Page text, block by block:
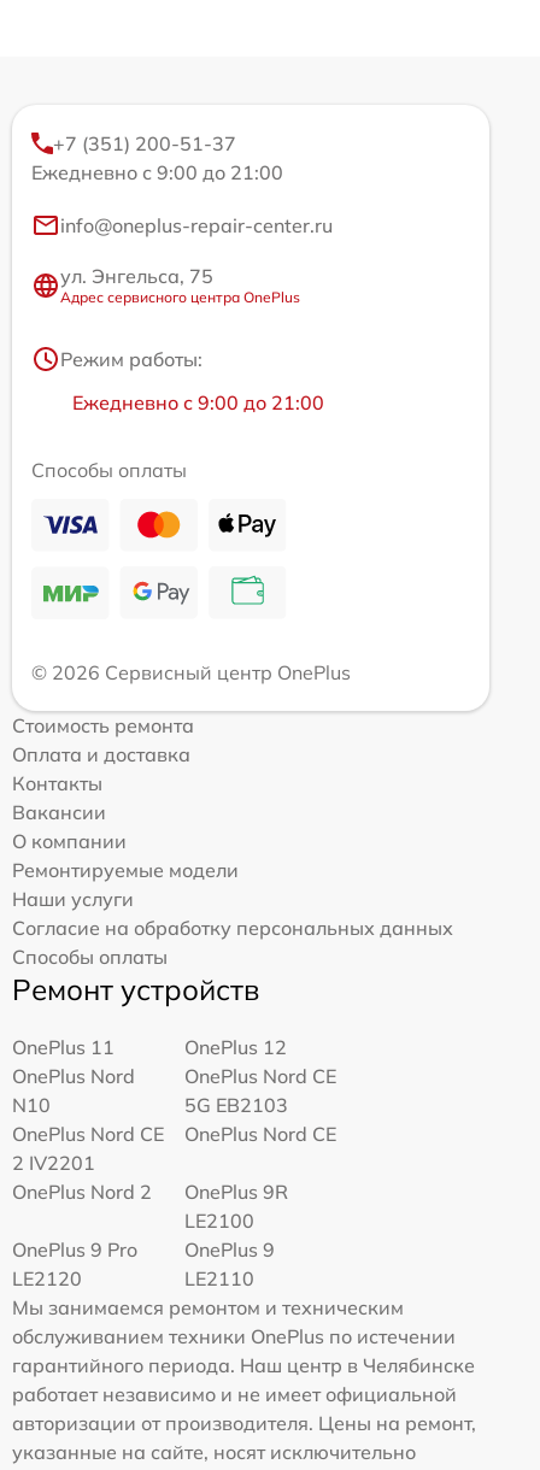
+7 (351) 200-51-37
Ежедневно с 9:00 до 21:00
info@oneplus-repair-center.ru
ул. Энгельса, 75
Адрес сервисного центра OnePlus
Режим работы:
Ежедневно с 9:00 до 21:00
Способы оплаты
© 2026 Сервисный центр OnePlus
Стоимость ремонта
Оплата и доставка
Контакты
Вакансии
О компании
Ремонтируемые модели
Наши услуги
Согласие на обработку персональных данных
Способы оплаты
Ремонт устройств
OnePlus 11
OnePlus 12
OnePlus Nord
N10
OnePlus Nord CE
5G EB2103
OnePlus Nord CE
2 IV2201
OnePlus Nord CE
OnePlus Nord 2
OnePlus 9R
LE2100
OnePlus 9 Pro
LE2120
OnePlus 9
LE2110
Мы занимаемся ремонтом и техническим
обслуживанием техники OnePlus по истечении
гарантийного периода. Наш центр в Челябинске
работает независимо и не имеет официальной
авторизации от производителя. Цены на ремонт,
указанные на сайте, носят исключительно